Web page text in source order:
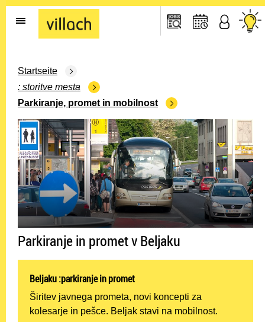
Go to the home page
Startseite
storitve mesta
Parkiranje, promet in mobilnost
Parkiranje in promet v Beljaku
Beljaku :parkiranje in promet
Širitev javnega prometa, novi koncepti za
kolesarje in pešce. Beljak stavi na mobilnost.